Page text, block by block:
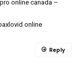
online canada –
online
Reply